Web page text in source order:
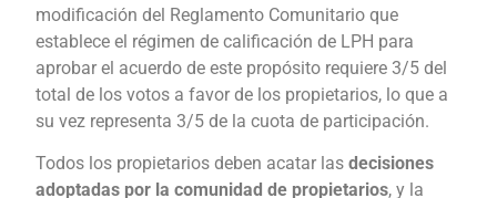
modificación del Reglamento Comunitario que
establece el régimen de calificación de LPH para
aprobar el acuerdo de este propósito requiere 3/5 del
total de los votos a favor de los propietarios, lo que a
su vez representa 3/5 de la cuota de participación.
Todos los propietarios deben acatar las decisiones
adoptadas por la comunidad de propietarios, y la